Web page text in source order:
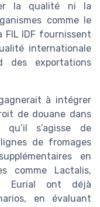
la qualité ni la
comme le
FIL IDF fournissent
internationale
exportations
à intégrer
de douane dans
qu’il s’agisse de
de fromages
en
comme Lactalis,
Eurial ont déjà
en évaluant